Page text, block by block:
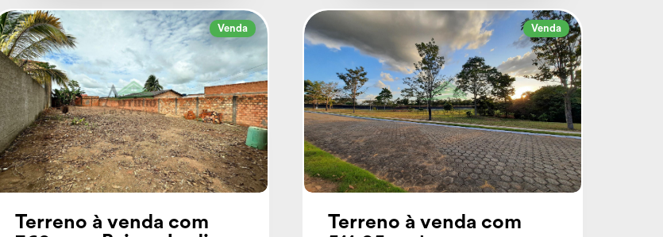
Venda
Terreno à venda com
Venda
Terreno à venda com